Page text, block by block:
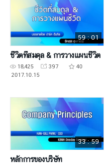
59 : 01
ชีวิตที่สมดุล & การวางแผนชีวิต
18,425 397
40
2017.10.15
33 : 59
หลักการของบริษัท